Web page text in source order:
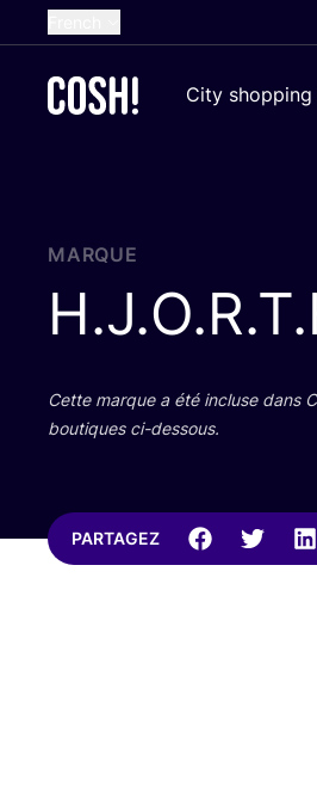
Dutch
Croatian
City
MARQUE
Cette marque a été incluse dans
bou­tiques ci-dessous.
PARTAGEZ